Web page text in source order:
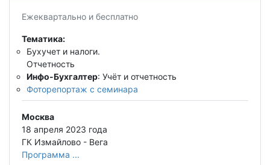
Ежеквартально и бесплатно
Тематика:
Бухучет и налоги.
Отчетность
Инфо-Бухгалтер: Учёт и отчетность
Фоторепортаж с семинара
Москва
18 апреля 2023 года
ГК Измайлово - Вега
Программа ...